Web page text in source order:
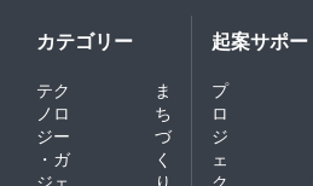
カテゴリー
テク
ノロ
ジー
・ガ
ま
ち
づ
く
起案サポー
プ
ロ
ジ
ェ